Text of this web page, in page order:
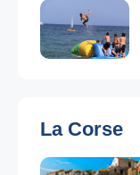
La Corse